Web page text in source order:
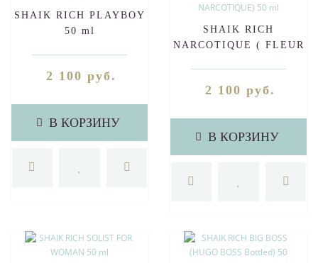
SHAIK RICH PLAYBOY
50 ml
2 100 руб.
В КОРЗИНУ
SHAIK RICH
NARCOTIQUE ( FLEUR
2 100 руб.
В КОРЗИНУ